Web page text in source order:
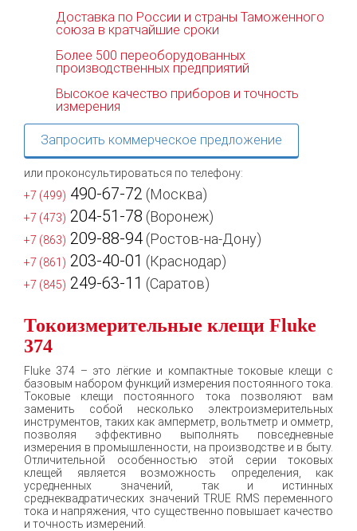
Доставка по России и страны Таможенного
союза в кратчайшие сроки
Более 500 переоборудованных
производственных предприятий
Высокое качество приборов и точность
измерения
Запросить коммерческое предложение
или проконсультироваться по телефону:
+7 (499) 490-67-72 (Москва)
+7 (473) 204-51-78 (Воронеж)
+7 (863) 209-88-94 (Ростов-на-Дону)
+7 (861) 203-40-01 (Краснодар)
+7 (845) 249-63-11 (Саратов)
Токоизмерительные клещи Fluke
374
Fluke 374 – это лёгкие и компактные токовые клещи с
базовым набором функций измерения постоянного тока.
Токовые клещи постоянного тока позволяют вам
заменить собой несколько электроизмерительных
инструментов, таких как амперметр, вольтметр и омметр,
позволяя эффективно выполнять повседневные
измерения в промышленности, на производстве и в быту.
Отличительной особенностью этой серии токовых
клещей является возможность определения, как
усредненных значений, так и истинных
среднеквадратических значений TRUE RMS переменного
тока и напряжения, что существенно повышает качество
и точность измерений.